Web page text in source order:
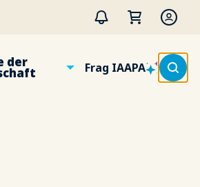
der Frag IAAPA